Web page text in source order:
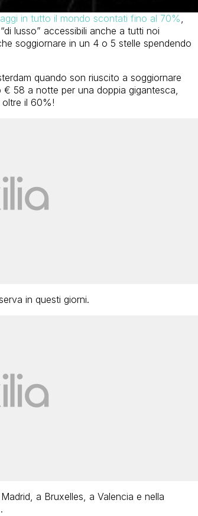
in tutto il mondo scontati fino al 70%,
lusso” accessibili anche a tutti noi
soggiornare in un 4 o 5 stelle spendendo
quando son riuscito a soggiornare
58 a notte per una doppia gigantesca,
oltre il 60%!
in questi giorni.
a Bruxelles, a Valencia e nella